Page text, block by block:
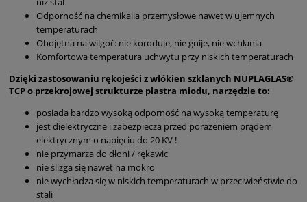
Odporność na chemikalia przemysłowe nawet w ujemnych
temperaturach
Obojętna na wilgoć: nie koroduje, nie gnije, nie wchłania
Komfortowa temperatura uchwytu przy niskich temperaturach
Dzięki zastosowaniu rękojeści z włókien szklanych NUPLAGLAS®
TCP o przekrojowej strukturze plastra miodu, narzędzie to:
posiada bardzo wysoką odporność na wysoką temperaturę
jest dielektryczne i zabezpiecza przed porażeniem prądem
elektrycznym o napięciu do 20 KV !
nie przymarza do dłoni / rękawic
nie ślizga się nawet na mokro
nie wychładza się w niskich temperaturach w przeciwieństwie do
stali